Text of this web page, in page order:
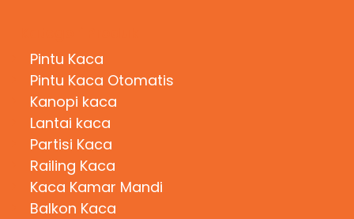
Pintu Kaca
Pintu Kaca Otomatis
Kanopi kaca
Lantai kaca
Partisi Kaca
Railing Kaca
Kaca Kamar Mandi
Balkon Kaca